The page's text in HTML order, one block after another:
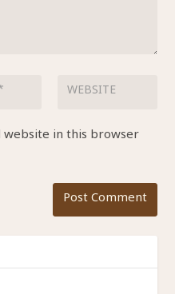
website in this browser